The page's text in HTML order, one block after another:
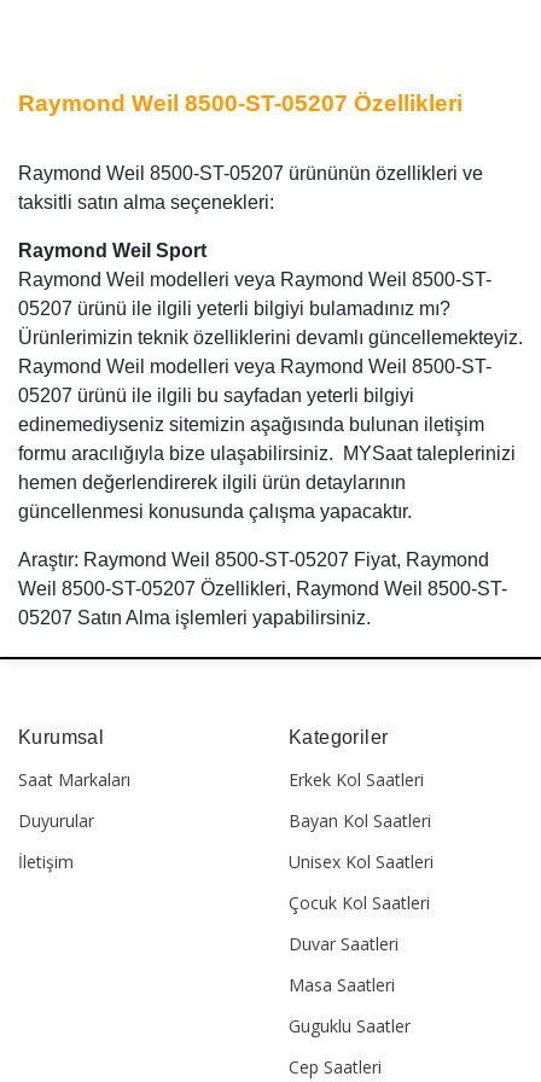
Raymond Weil 8500-ST-05207 Özellikleri
Raymond Weil 8500-ST-05207 ürününün özellikleri ve
taksitli satın alma seçenekleri:
Raymond Weil Sport
Raymond Weil modelleri veya Raymond Weil 8500-ST-
05207 ürünü ile ilgili yeterli bilgiyi bulamadınız mı?
Ürünlerimizin teknik özelliklerini devamlı güncellemekteyiz.
Raymond Weil modelleri veya Raymond Weil 8500-ST-
05207 ürünü ile ilgili bu sayfadan yeterli bilgiyi
edinemediyseniz sitemizin aşağısında bulunan iletişim
formu aracılığıyla bize ulaşabilirsiniz. MYSaat taleplerinizi
hemen değerlendirerek ilgili ürün detaylarının
güncellenmesi konusunda çalışma yapacaktır.
Araştır: Raymond Weil 8500-ST-05207 Fiyat, Raymond
Weil 8500-ST-05207 Özellikleri, Raymond Weil 8500-ST-
05207 Satın Alma işlemleri yapabilirsiniz.
Kurumsal
Saat Markaları
Duyurular
İletişim
Kategoriler
Erkek Kol Saatleri
Bayan Kol Saatleri
Unisex Kol Saatleri
Çocuk Kol Saatleri
Duvar Saatleri
Masa Saatleri
Guguklu Saatler
Cep Saatleri